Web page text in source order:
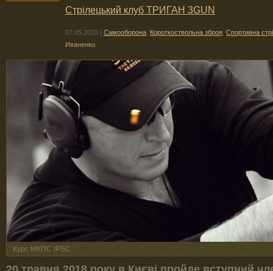
Стрілецький клуб ТРИГАН 3GUN
07.05.2018 Самооборона Короткоствольна зброя Спортивна
Иваненко
Курс МКПС IPSC